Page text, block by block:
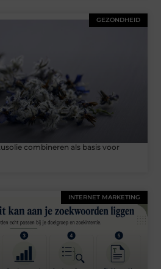
GEZONDHEID
combineren als basis voor
INTERNET MARKETING